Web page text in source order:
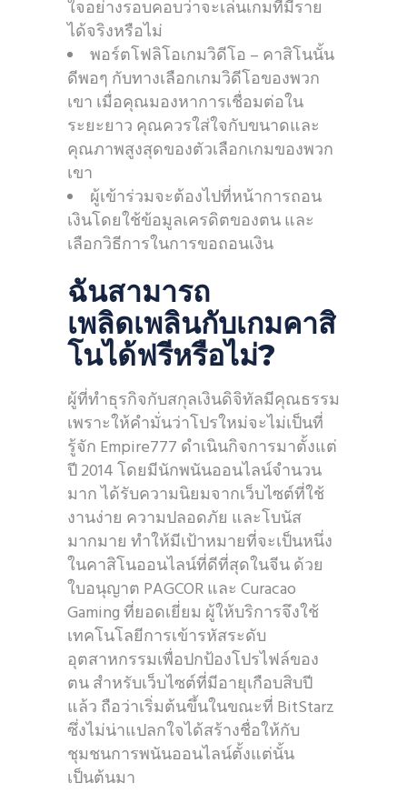
ใจอย่างรอบคอบว่าจะเล่นเกมที่มีราย
ได้จริงหรือไม่
พอร์ตโฟลิโอเกมวิดีโอ – คาสิโนนั้น
ดีพอๆ กับทางเลือกเกมวิดีโอของพวก
เขา เมื่อคุณมองหาการเชื่อมต่อใน
ระยะยาว คุณควรใส่ใจกับขนาดและ
คุณภาพสูงสุดของตัวเลือกเกมของพวก
เขา
ผู้เข้าร่วมจะต้องไปที่หน้าการถอน
เงินโดยใช้ข้อมูลเครดิตของตน และ
เลือกวิธีการในการขอถอนเงิน
ฉันสามารถ
เพลิดเพลินกับเกมคาสิ
โนได้ฟรีหรือไม่?
ผู้ที่ทำธุรกิจกับสกุลเงินดิจิทัลมีคุณธรรม
เพราะให้คำมั่นว่าโปรใหม่จะไม่เป็นที่
รู้จัก Empire777 ดำเนินกิจการมาตั้งแต่
ปี 2014 โดยมีนักพนันออนไลน์จำนวน
มาก ได้รับความนิยมจากเว็บไซต์ที่ใช้
งานง่าย ความปลอดภัย และโบนัส
มากมาย ทำให้มีเป้าหมายที่จะเป็นหนึ่ง
ในคาสิโนออนไลน์ที่ดีที่สุดในจีน ด้วย
ใบอนุญาต PAGCOR และ Curacao
Gaming ที่ยอดเยี่ยม ผู้ให้บริการจึงใช้
เทคโนโลยีการเข้ารหัสระดับ
อุตสาหกรรมเพื่อปกป้องโปรไฟล์ของ
ตน สำหรับเว็บไซต์ที่มีอายุเกือบสิบปี
แล้ว ถือว่าเริ่มต้นขึ้นในขณะที่ BitStarz
ซึ่งไม่น่าแปลกใจได้สร้างชื่อให้กับ
ชุมชนการพนันออนไลน์ตั้งแต่นั้น
เป็นต้นมา